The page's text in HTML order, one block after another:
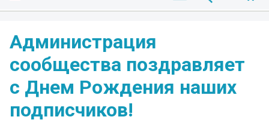
Администрация
сообщества поздравляет
с Днем Рождения наших
подписчиков!